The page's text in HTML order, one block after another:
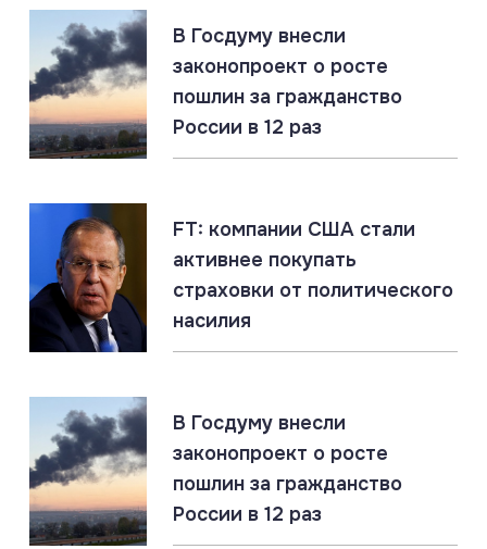
#Флот
Титановые подлодки «Сьерра» превосходят ВМС
США
07.08.2026
07.08.2026
Россия создаёт Силы беспилотных систем. Опыт
СВО учтён
07.08.2026
Запорожская область: главное за 7 августа
07.08.2026
В Госдуму внесли
законопроект о росте
пошлин за гражданство
России в 12 раз
FT: компании США стали
активнее покупать
страховки от политического
насилия
В Госдуму внесли
законопроект о росте
пошлин за гражданство
России в 12 раз